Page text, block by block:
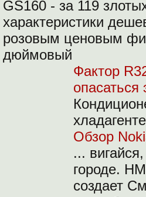
GS160 - за 119
характеристики
розовым ценовым
дюймовый
Фактор
опасаться
Обзор
...
городе.
создает